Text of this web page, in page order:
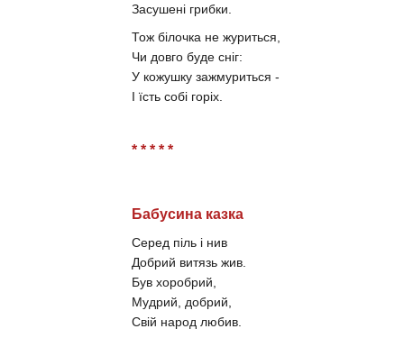
Засушені грибки.
Тож білочка не журиться,
Чи довго буде сніг:
У кожушку зажмуриться -
І їсть собі горіх.
* * * * *
Бабусина казка
Серед піль і нив
Добрий витязь жив.
Був хоробрий,
Мудрий, добрий,
Свій народ любив.